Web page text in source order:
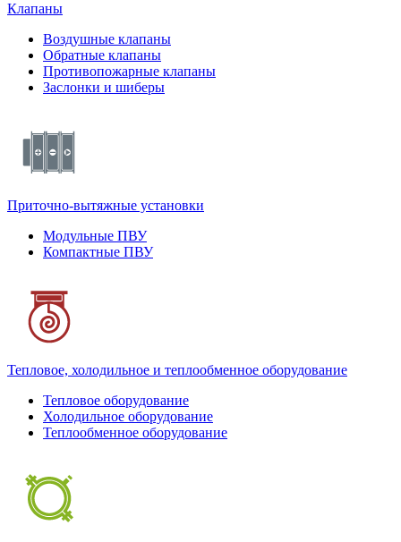
Клапаны
Воздушные клапаны
Обратные клапаны
Противопожарные клапаны
Заслонки и шиберы
Приточно-вытяжные установки
Модульные ПВУ
Компактные ПВУ
Тепловое, холодильное и теплообменное оборудование
Тепловое оборудование
Холодильное оборудование
Теплообменное оборудование